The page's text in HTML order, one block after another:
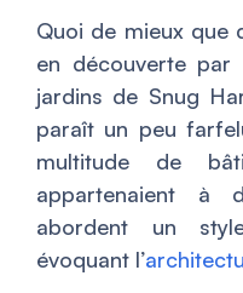
Quoi de mieux que
en découverte par
jardins de Snug
paraît un peu
multitude de
appartenaient à
abordent un
évoquant l’